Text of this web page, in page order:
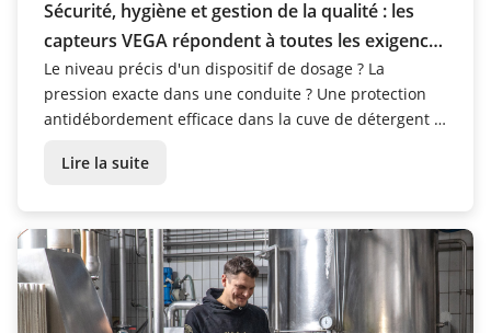
Sécurité, hygiène et gestion de la qualité : les
capteurs VEGA répondent à toutes les exigences
de l'industrie pharmaceutique
Le niveau précis d'un dispositif de dosage ? La
pression exacte dans une conduite ? Une protection
antidébordement efficace dans la cuve de détergent ?
mesure jouent un rôle important pour la sécurité et
Lire la suite